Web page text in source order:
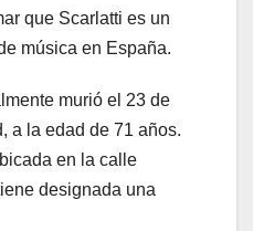
que Scarlatti es un
música en España.
murió el 23 de
a la edad de 71 años.
en la calle
designada una